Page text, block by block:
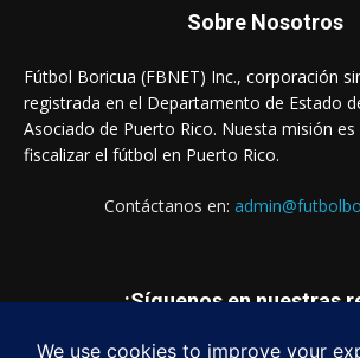
Sobre Nosotros
Fútbol Boricua (FBNET) Inc., corporación
registrada en el Departamento de Estado
Asociado de Puerto Rico. Nuesta misión
fiscalizar el fútbol en Puerto Rico.
Contáctanos en:
¡Síguenos en nuestras